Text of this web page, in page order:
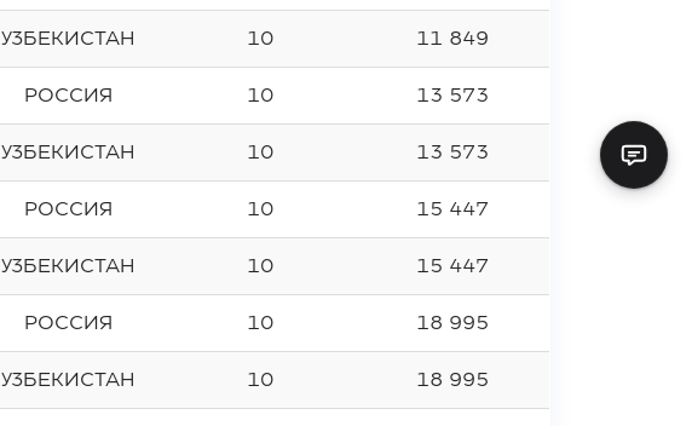
УЗБЕКИСТАН 10 11 849
РОССИЯ 10 13 573
УЗБЕКИСТАН 10 13 573
РОССИЯ 10 15 447
УЗБЕКИСТАН 10 15 447
РОССИЯ 10 18 995
УЗБЕКИСТАН 10 18 995